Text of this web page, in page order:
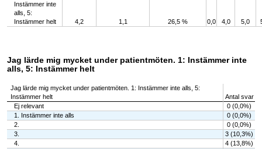
Instämmer inte
alls, 5:
Instämmer helt
4,2 1,1 26,5 % 0,0 4,0 5,0
Jag lärde mig mycket under patientmöten. 1: Instämmer inte
alls, 5: Instämmer helt
Jag lärde mig mycket under patientmöten. 1: Instämmer inte alls, 5:
Instämmer helt
Antal svar
Ej relevant
0 (0,0%)
1. Instämmer inte alls
0 (0,0%)
2.
0 (0,0%)
3.
3 (10,3%)
4.
4 (13,8%)